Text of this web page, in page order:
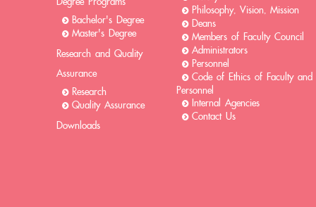
Bachelor's Degree
Master's Degree
Research and Quality
Assurance
Research
Quality Assurance
Downloads
Philosophy, Vision, Mission
Deans
Members of Faculty Council
Administrators
Personnel
Code of Ethics of Faculty and
Personnel
Internal Agencies
Contact Us